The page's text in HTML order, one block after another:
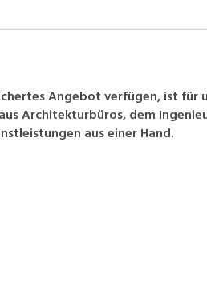
Angebot verfügen, ist für
Architekturbüros, dem
aus einer Hand.